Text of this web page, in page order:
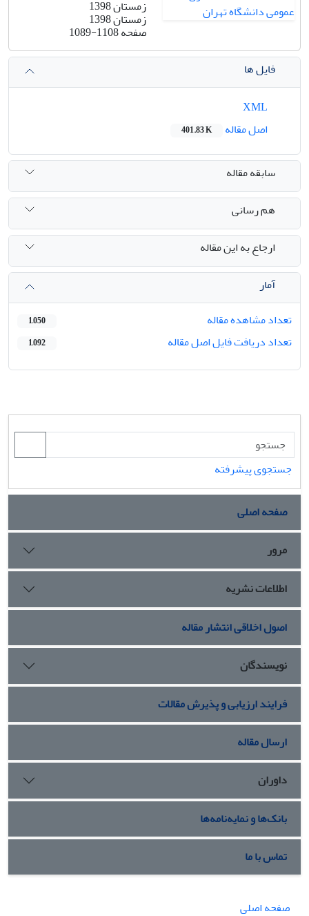
زمستان 1398
زمستان 1398
صفحه1089-1108
فایل ها
اصل مقاله
401.83 K
سابقه مقاله
هم رسانی
ارجاع به این مقاله
آمار
تعداد مشاهده مقاله
1,050
تعداد دریافت فایل اصل مقاله 1,092
جستجوی پیشرفته
صفحه اصلی
مرور
اطلاعات نشریه
اصول اخلاقی انتشار مقاله
نویسندگان
فرایند ارزیابی و پذیرش مقالات
ارسال مقاله
داوران
بانک‌ها و نمایه‌نامه‌ها
تماس با ما
صفحه اصلی